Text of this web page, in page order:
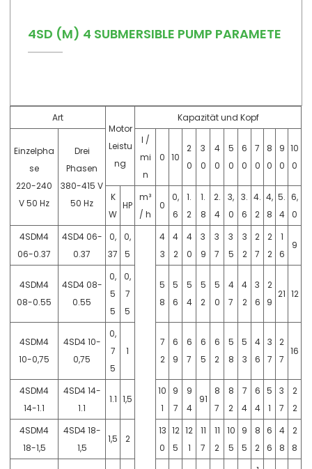
4SD (M) 4 SUBMERSIBLE PUMP PARAMETE
Art
Motor
Leistu
ng
Kapazität und Kopf
Einzelpha
se
220-240
V 50 Hz
Drei
Phasen
380-415 V
50 Hz
l /
mi
n
0 10
2
0
3
0
4
0
5
0
6
0
7
0
8
0
9
0
10
0
K
W
HP
m³
/ h
0
0,
6
1.
2
1.
8
2.
4
3,
0
3.
6
4.
2
4,
8
5.
4
6,
0
4SDM4
06-0.37
4SD4 06-
0.37
0,
37
0,
5
4
3
4
2
4
0
3
9
3
7
3
5
3
2
2
7
2
2
1
6
9
4SDM4
08-0.55
4SD4 08-
0.55
0,
5
5
0,
7
5
5
8
5
6
5
4
5
2
5
0
4
7
4
2
3
6
2
9
21 12
4SDM4
10-0,75
4SD4 10-
0,75
0,
7
5
1
7
2
6
9
6
7
6
5
6
2
5
8
5
3
4
6
3
7
2
7
16
4SDM4
14-1.1
4SD4 14-
1.1
1.1 1,5
10
1
9
7
9
4
91
8
7
8
2
7
4
6
4
5
1
3
7
2
2
4SDM4
18-1,5
4SD4 18-
1,5
1,5 2
13
0
12
5
12
1
11
7
11
2
10
5
9
5
8
2
6
6
4
8
2
8